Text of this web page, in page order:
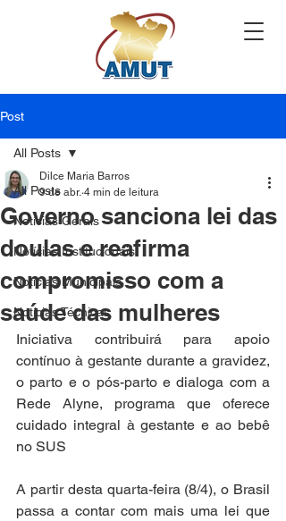
Post
All Posts
Notícias Gerais
Notícias Institucionais
Notícias Municipais
Notícias Técnicas
All Posts
Governo sanciona lei das
doulas e reafirma
compromisso com a
saúde das mulheres
Dilce Maria Barros
9 de abr. 4 min de leitura
Iniciativa contribuirá para apoio
contínuo à gestante durante a gravidez,
o parto e o pós-parto e dialoga com a
Rede Alyne, programa que oferece
cuidado integral à gestante e ao bebê
no SUS
A partir desta quarta-feira (8/4), o Brasil
passa a contar com mais uma lei que